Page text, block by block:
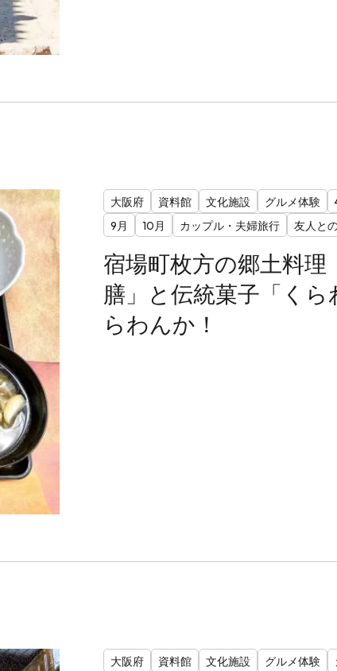
大阪府 資料館 文化施設 グルメ体験
9月
10月 カップル・夫婦旅行 友人と
宿場町枚方の郷土料理
膳」と伝統菓子「くら
らわんか！
大阪府 資料館 文化施設 グルメ体験